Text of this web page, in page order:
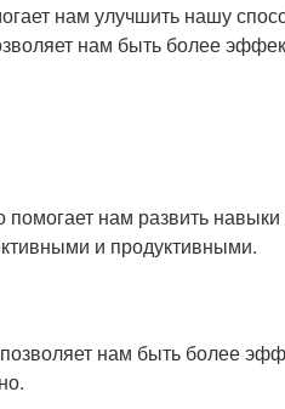
нам улучшить нашу
нам быть более
нам развить
и продуктивными.
нам быть более